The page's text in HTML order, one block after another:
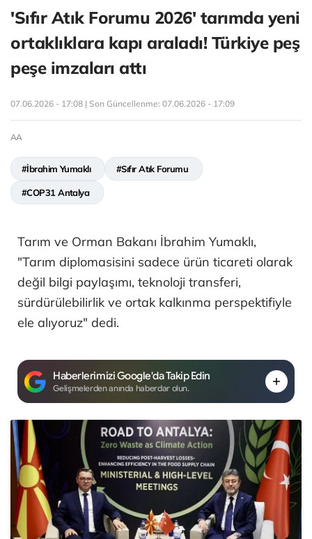
'Sıfır Atık Forumu 2026' tarımda yeni
ortaklıklara kapı araladı! Türkiye peş
peşe imzaları attı
07.06.2026 - 17:08 | Son Güncellenme: 07.06.2026 - 17:09
AA
#İbrahim Yumaklı #Sıfır Atık Forumu
#COP31 Antalya
Tarım ve Orman Bakanı İbrahim Yumaklı,
"Tarım diplomasisini sadece ürün ticareti olarak
değil bilgi paylaşımı, teknoloji transferi,
sürdürülebilirlik ve ortak kalkınma perspektifiyle
ele alıyoruz" dedi.
Haberlerimizi Google'da Takip Edin
Gelişmelerden anında haberdar olun.